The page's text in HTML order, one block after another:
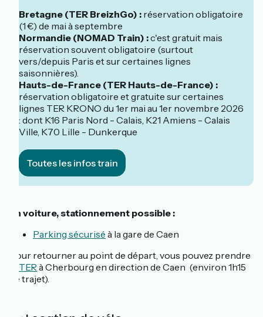
Bretagne (TER BreizhGo) : réservation obligatoire
(1 €) de mai à septembre
Normandie (NOMAD Train) :c'est gratuit mais
réservation souvent obligatoire (surtout
vers/depuis Paris et sur certaines lignes
saisonnières).
Hauts-de-France (TER Hauts-de-France) :
réservation obligatoire et gratuite sur certaines
lignes TER KRONO du 1er mai au 1er novembre 2026
: dont K16 Paris Nord - Calais, K21 Amiens - Calais
Ville, K70 Lille - Dunkerque
Toutes les infos train
En voiture, stationnement possible :
Parking sécurisé à la gare de Caen
Pour retourner au point de départ, vous pouvez prendre
TERà Cherbourg en direction de Caen (environ 1h15
de trajet).